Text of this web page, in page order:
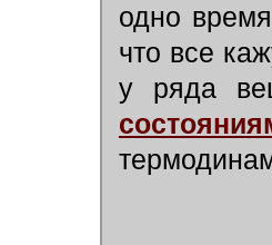
одно
что все
у ряда